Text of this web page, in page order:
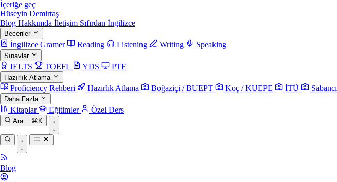
İçeriğe geç
Hüseyin Demirtaş
Blog Hakkımda İletişim Sıfırdan İngilizce
Beceriler
İngilizce Gramer Reading Listening Writing Speaking
Sınavlar
IELTS TOEFL YDS PTE
Hazırlık Atlama
Proficiency Rehberi Hazırlık Atlama Boğaziçi / BUEPT Koç / KUEPE İTÜ Sabancı
Daha Fazla
Kitaplar Eğitimler Özel Ders
Ara... ⌘K
Blog